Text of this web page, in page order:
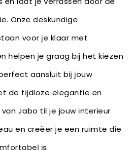
Onze deskundige
voor je klaar met
helpen je graag bij het kiezen
aansluit bij jouw
de tijdloze elegantie en
Jabo til je jouw interieur
en creëer je een ruimte die
is.